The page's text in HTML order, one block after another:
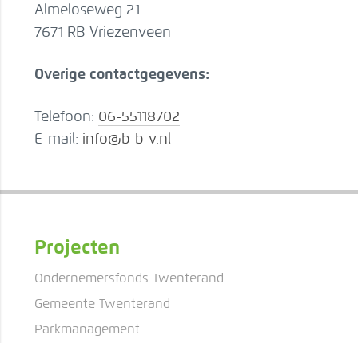
Almeloseweg 21
7671 RB Vriezenveen
Overige contactgegevens:
Telefoon: 06-55118702
E-mail: info@b-b-v.nl
Projecten
Ondernemersfonds Twenterand
Gemeente Twenterand
Parkmanagement